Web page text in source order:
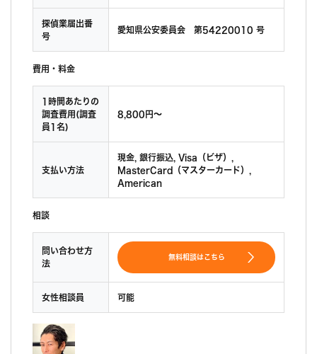
探偵業届出番
号
愛知県公安委員会 第54220010 号
費用・料金
1時間あたりの
調査費用(調査
員1名)
8,800円〜
支払い方法
現金, 銀行振込, Visa（ビザ）,
MasterCard（マスターカード）,
American
相談
問い合わせ方
法
無料相談はこちら
女性相談員 可能